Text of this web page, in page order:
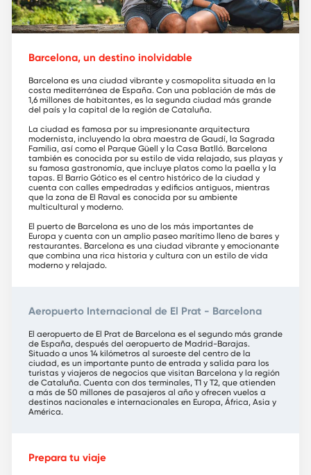
Barcelona, un destino inolvidable
Barcelona es una ciudad vibrante y cosmopolita situada en la
costa mediterránea de España. Con una población de más de
1,6 millones de habitantes, es la segunda ciudad más grande
del país y la capital de la región de Cataluña.
La ciudad es famosa por su impresionante arquitectura
modernista, incluyendo la obra maestra de Gaudí, la Sagrada
Familia, así como el Parque Güell y la Casa Batlló. Barcelona
también es conocida por su estilo de vida relajado, sus playas y
su famosa gastronomía, que incluye platos como la paella y la
tapas. El Barrio Gótico es el centro histórico de la ciudad y
cuenta con calles empedradas y edificios antiguos, mientras
que la zona de El Raval es conocida por su ambiente
multicultural y moderno.
El puerto de Barcelona es uno de los más importantes de
Europa y cuenta con un amplio paseo marítimo lleno de bares y
restaurantes. Barcelona es una ciudad vibrante y emocionante
que combina una rica historia y cultura con un estilo de vida
moderno y relajado.
Aeropuerto Internacional de El Prat - Barcelona
El aeropuerto de El Prat de Barcelona es el segundo más grande
de España, después del aeropuerto de Madrid-Barajas.
Situado a unos 14 kilómetros al suroeste del centro de la
ciudad, es un importante punto de entrada y salida para los
turistas y viajeros de negocios que visitan Barcelona y la región
de Cataluña. Cuenta con dos terminales, T1 y T2, que atienden
a más de 50 millones de pasajeros al año y ofrecen vuelos a
destinos nacionales e internacionales en Europa, África, Asia y
América.
Prepara tu viaje